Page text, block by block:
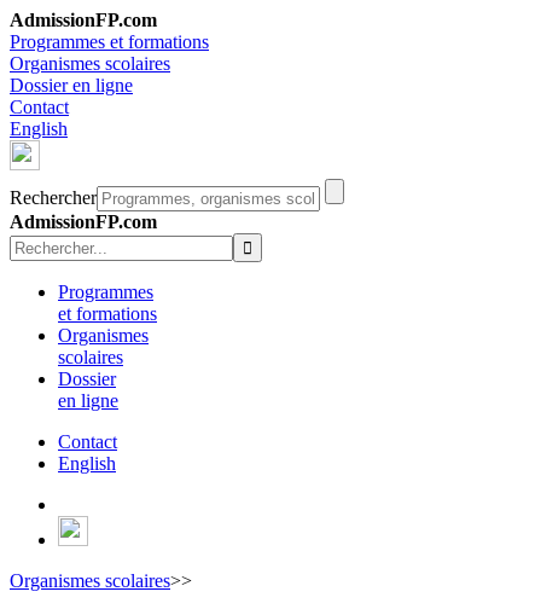
AdmissionFP.com
Programmes et formations
Organismes scolaires
Dossier en ligne
Contact
English
Rechercher
AdmissionFP.com
Programmes
et formations
Organismes
scolaires
Dossier
en ligne
Contact
English
Organismes scolaires>>